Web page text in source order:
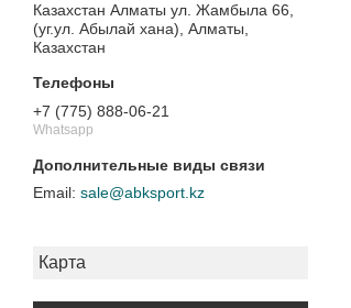
Казахстан Алматы ул. Жамбыла 66,
(уг.ул. Абылай хана), Алматы,
Казахстан
+7 (775) 888-06-21
Whatsapp
sale@abksport.kz
Карта